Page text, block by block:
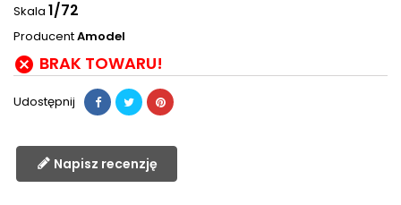
Skala 1/72
ProducentAmodel
 BRAK TOWARU!
Udostępnij
Napisz recenzję